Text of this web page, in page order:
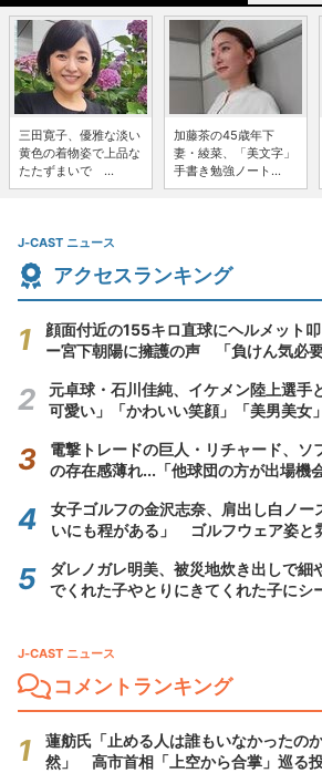
三田寛子、優雅な淡い
黄色の着物姿で上品な
たたずまいで ...
加藤茶の45歳年下
妻・綾菜、「美文字」
手書き勉強ノート...
J-CAST ニュース
アクセスランキング
顔面付近の155キロ直球にヘルメット
ー宮下朝陽に擁護の声 「負けん気必
元卓球・石川佳純、イケメン陸上選
可愛い」「かわいい笑顔」「美男美女
電撃トレードの巨人・リチャード、ソ
の存在感薄れ...「他球団の方が出場機
女子ゴルフの金沢志奈、肩出し白ノー
いにも程がある」 ゴルフウェア姿と
ダレノガレ明美、被災地炊き出しで細
でくれた子やとりにきてくれた子にシ
J-CAST ニュース
コメントランキング
蓮舫氏「止める人は誰もいなかったの
然」 高市首相「上空から合掌」巡る